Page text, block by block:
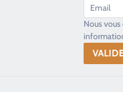
Nous